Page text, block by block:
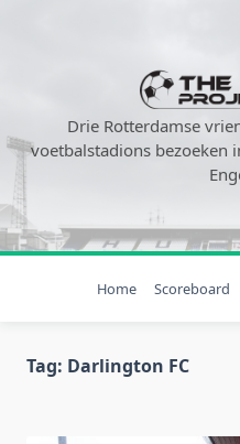
Drie Rotterdamse
voetbalstadions bezoeken
Home Scoreboard
Tag: Darlington FC